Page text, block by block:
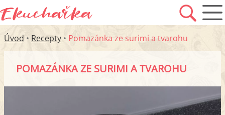
Úvod • Recepty • Pomazánka ze surimi a tvarohu
POMAZÁNKA ZE SURIMI A TVAROHU